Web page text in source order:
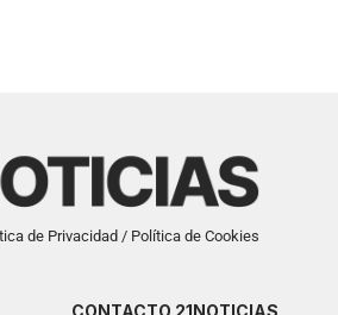
de Privacidad / Política de Cookies